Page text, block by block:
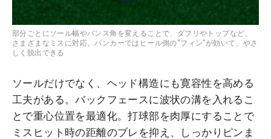
部分ごとにソール幅やバンス角を変えることで、ダフリやトップなど、
さまざまなミスに対応。バンカーではヒール側の“フィン”が効いて、やさ
しく脱出できる
ソールだけでなく、ヘッド構造にも寛容性を高める
工夫がある。バックフェースに波状の溝を入れるこ
とで重心位置を最適化。打球部を肉厚にすることで
ミスヒット時の距離のブレを抑え、しっかりピンま